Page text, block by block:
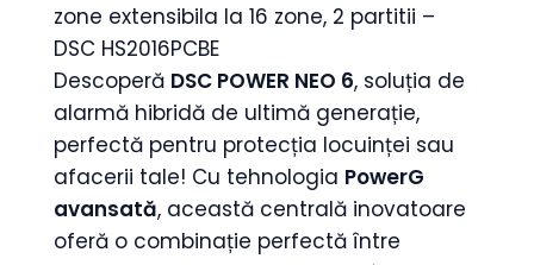
zone extensibila la 16 zone, 2 partitii –
DSC HS2016PCBE
Descoperă DSC POWER NEO 6, soluția de
alarmă hibridă de ultimă generație,
perfectă pentru protecția locuinței sau
afacerii tale! Cu tehnologia PowerG
avansată, această centrală inovatoare
oferă o combinație perfectă între